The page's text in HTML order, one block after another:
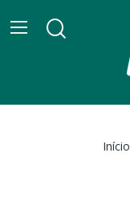
Início